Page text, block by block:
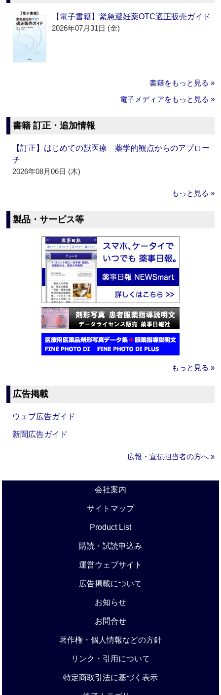
【電子書籍】緊急避妊薬OTC適正販売ガイド
2026年07月31日 (金)
書籍をもっと見る »
電子メディアをもっと見る »
書籍 訂正・追加情報
【訂正】はじめての獣医療 薬学的観点からのアプロー
チ
2026年08月06日 (木)
もっと見る »
製品・サービス等
もっと見る »
広告掲載
ウェブ広告ガイド
新聞広告ガイド
広報・宣伝担当者の方へ »
会社案内
サイトマップ
Product List
購読・試読申込み
運営ウェブサイト
広告掲載について
お知らせ
お問合せ
著作権・個人情報などの方針
リンク・引用について
特定商取引法に基づく表示